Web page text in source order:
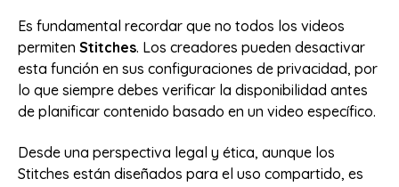
Es fundamental recordar que no todos los videos
permiten Stitches. Los creadores pueden desactivar
esta función en sus configuraciones de privacidad, por
lo que siempre debes verificar la disponibilidad antes
de planificar contenido basado en un video específico.
Desde una perspectiva legal y ética, aunque los
Stitches están diseñados para el uso compartido, es